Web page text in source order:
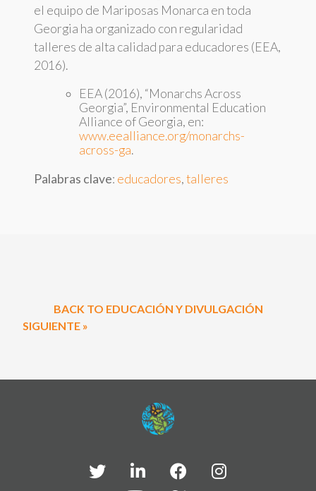
el equipo de Mariposas Monarca en toda
Georgia ha organizado con regularidad
talleres de alta calidad para educadores (EEA,
2016).
EEA (2016), “Monarchs Across
Georgia”, Environmental Education
Alliance of Georgia, en:
www.eealliance.org/monarchs-
across-ga.
Palabras clave: educadores,talleres
BACK TO EDUCACIÓN Y DIVULGACIÓN
SIGUIENTE »